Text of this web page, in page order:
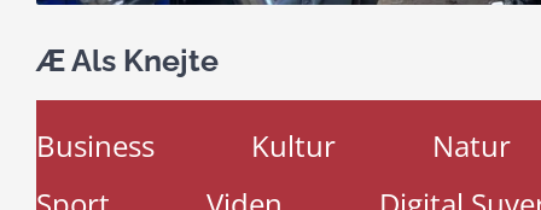
Æ Als Knejte
Business Kultur
Natur